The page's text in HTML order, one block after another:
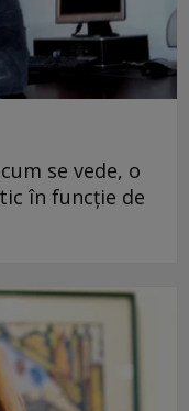
se vede, o
în funcţie de